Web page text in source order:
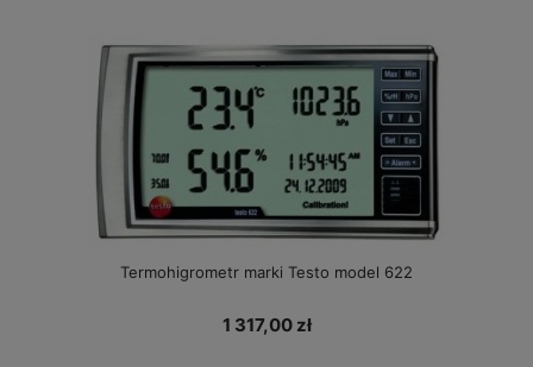
Termohigrometr marki Testo model 622
1 317,00 zł